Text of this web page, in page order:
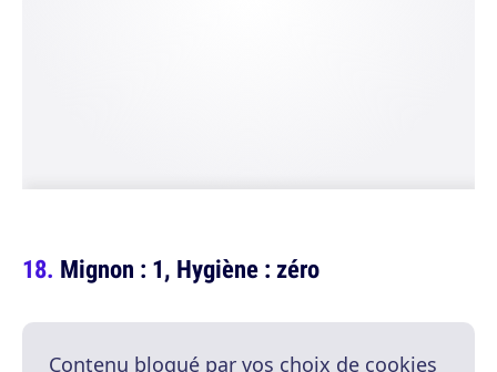
Mignon : 1, Hygiène : zéro
Contenu bloqué par vos choix de cookies